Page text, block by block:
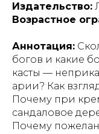
Издательство:
Возрастное
Аннотация:
богов и какие
касты —
арии? Как
Почему при
сандаловое
Почему